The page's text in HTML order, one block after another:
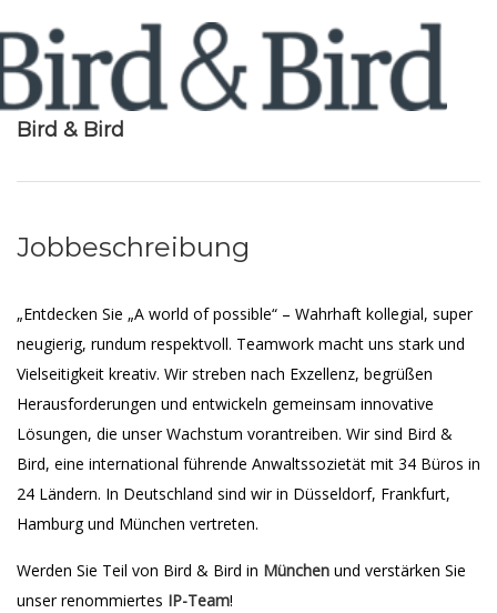
Bird & Bird
Jobbeschreibung
„Entdecken Sie „A world of possible“ – Wahrhaft kollegial, super
neugierig, rundum respektvoll. Teamwork macht uns stark und
Vielseitigkeit kreativ. Wir streben nach Exzellenz, begrüßen
Herausforderungen und entwickeln gemeinsam innovative
Lösungen, die unser Wachstum vorantreiben. Wir sind Bird &
Bird, eine international führende Anwaltssozietät mit 34 Büros in
24 Ländern. In Deutschland sind wir in Düsseldorf, Frankfurt,
Hamburg und München vertreten.
Werden Sie Teil von Bird & Bird in München und verstärken Sie
unser renommiertes IP-Team!